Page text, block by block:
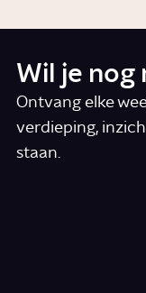
Wil je nog
Ontvang elke
verdieping,
staan.